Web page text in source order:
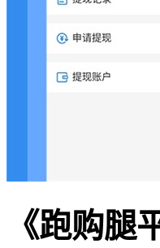
《跑购腿